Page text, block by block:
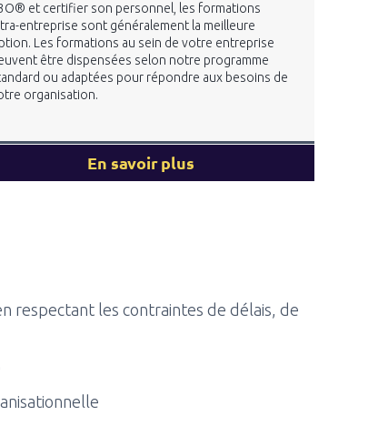
et certifier son personnel, les formations
entreprise sont généralement la meilleure
Les formations au sein de votre entreprise
être dispensées selon notre programme
ou adaptées pour répondre aux besoins de
organisation.
En savoir plus
respectant les contraintes de délais, de